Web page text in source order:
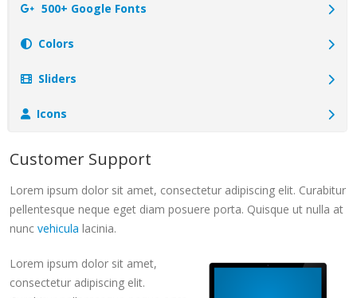
500+ Google Fonts
Colors
Sliders
Icons
Customer Support
Lorem ipsum dolor sit amet, consectetur adipiscing elit. Curabitur
pellentesque neque eget diam posuere porta. Quisque ut nulla at
nunc vehicula lacinia.
Lorem ipsum dolor sit amet,
consectetur adipiscing elit.